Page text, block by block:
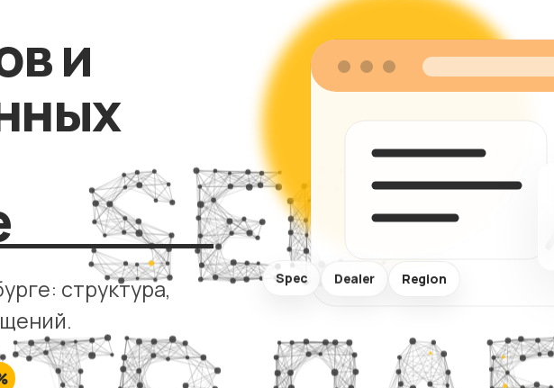
NEW
сайты
Сайты услуг
ХИТ
Технический
Аудит вашего
подрядчика
Анализ сайтов
аудит сайтов
и
структура,
Spec Dealer Region